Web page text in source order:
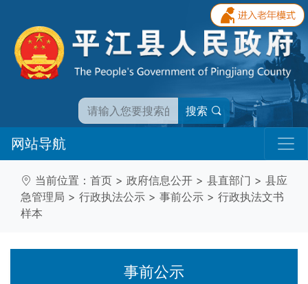
搜索
网站导航
当前位置： 首页 > 政府信息公开 > 县直部门 > 县应
急管理局 > 行政执法公示 > 事前公示 > 行政执法文书
样本
事前公示